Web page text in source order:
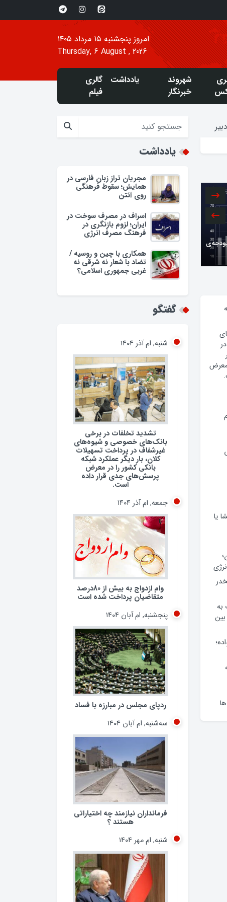
امروز پنجشنبه ۱۵ مرداد ۱۴۰۵
Thursday, 6 August , 2026
شهروند
خبرنگار
یادداشت
گالری
فیلم
معرض
یا
مخدر
به
یادداشت
مجریان تراز زبان فارسی در
همایش؛ سقوط فرهنگی
روی آنتن
اسراف در مصرف سوخت در
ایران؛ لزوم بازنگری در
فرهنگ مصرف انرژی
همکاری با چین و روسیه /
تضاد با شعار نه شرقی نه
غربی جمهوری اسلامی؟
گفتگو
شنبه, ام آذر ۱۴۰۴
تشدید تخلفات در برخی
بانک‌های خصوصی و شیوه‌های
غیرشفاف در پرداخت تسهیلات
کلان، بار دیگر عملکرد شبکه
بانکی کشور را در معرض
پرسش‌های جدی قرار داده
است.
جمعه, ام آذر ۱۴۰۴
وام ازدواج به بیش از 80درصد
متقاضیان پرداخت شده است
پنجشنبه, ام آبان ۱۴۰۴
ردپای مجلس در مبارزه با فساد
سه‌شنبه, ام آبان ۱۴۰۴
فرمانداران نیازمند چه اختیاراتی
هستند ؟
شنبه, ام مهر ۱۴۰۴